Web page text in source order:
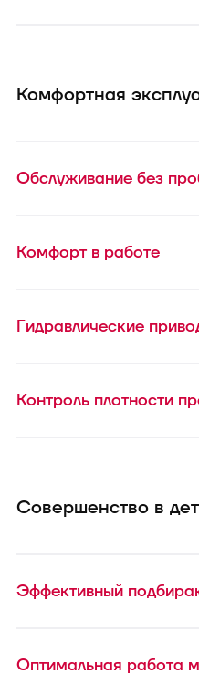
Комфортная
Обслуживание без
Комфорт в работе
Гидравлические
Контроль плотности
Совершенство в
Эффективный
Оптимальная работа